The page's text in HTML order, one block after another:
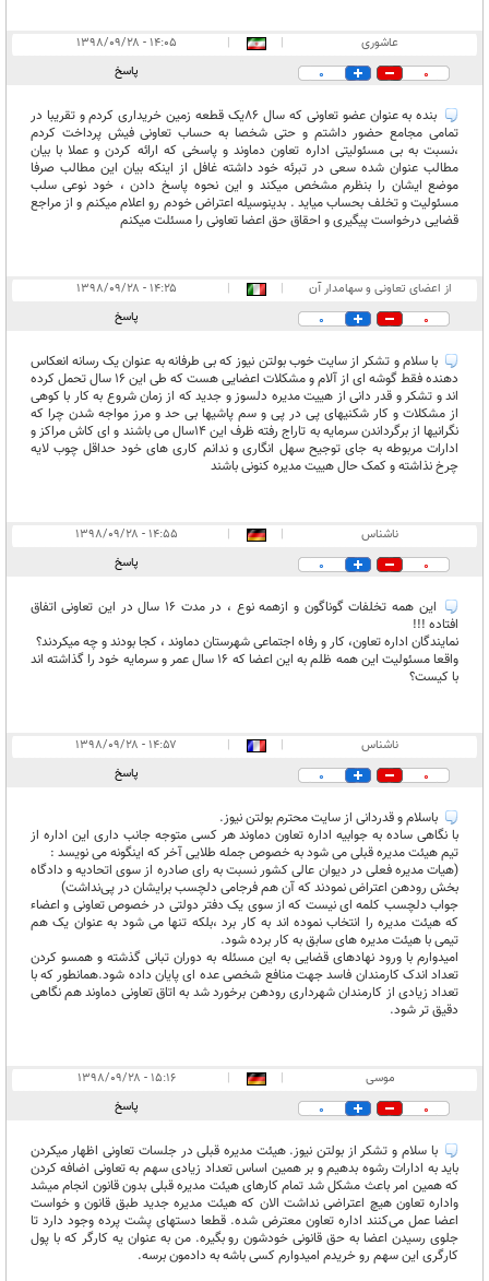
عاشوری |
|
۱۴:۰۵ - ۱۳۹۸/۰۹/۲۸
0
0 پاسخ
بنده به عنوان عضو تعاونی که سال 86یک قطعه زمین خریداری کردم و تقریبا در
تمامی مجامع حضور داشتم و حتی شخصا به حساب تعاونی فیش پرداخت کردم
،نسبت به بی مسئولیتی اداره تعاون دماوند و پاسخی که ارائه کردن و عملا با بیان
مطالب عنوان شده سعی در تبرئه خود داشته غافل از اینکه بیان این مطالب صرفا
موضع ایشان را بنظرم مشخص میکند و این نحوه پاسخ دادن ، خود نوعی سلب
مسئولیت و تخلف بحساب میاید . بدینوسیله اعتراض خودم رو اعلام میکنم و از مراجع
قضایی درخواست پیگیری و احقاق حق اعضا تعاونی را مسئلت میکنم
از اعضای تعاونی و سهامدار آن |
|
۱۴:۲۵ - ۱۳۹۸/۰۹/۲۸
0
0 پاسخ
با سلام و تشکر از سایت خوب بولتن نیوز که بی طرفانه به عنوان یک رسانه انعکاس
دهنده فقط گوشه ای از آلام و مشکلات اعضایی هست که طی این ۱۶ سال تحمل کرده
اند و تشکر و قدر دانی از هییت مدیره دلسوز و جدید که از زمان شروع به کار با کوهی
از مشکلات و کار شکنیهای پی در پی و سم پاشیها بی حد و مرز مواجه شدن چرا که
نگرانیها از برگرداندن سرمایه به تاراج رفته ظرف این ۱۴سال می باشند و ای کاش مراکز و
ادارات مربوطه به جای توجیح سهل انگاری و ندانم کاری های خود حداقل چوب لایه
چرخ نذاشته و کمک حال هییت مدیره کنونی باشند
ناشناس |
|
۱۴:۵۵ - ۱۳۹۸/۰۹/۲۸
0
0 پاسخ
این همه تخلفات گوناگون و ازهمه نوع ، در مدت ۱۶ سال در این تعاونی اتفاق
افتاده !!!
نمایندگان اداره تعاون، کار و رفاه اجتماعی شهرستان دماوند ، کجا بودند و چه میکردند؟
واقعا مسئولیت این همه ظلم به این اعضا که ۱۶ سال عمر و سرمایه خود را گذاشته اند
با کیست؟
ناشناس |
|
۱۴:۵۷ - ۱۳۹۸/۰۹/۲۸
0
0 پاسخ
باسلام و قدردانی از سایت محترم بولتن نیوز.
با نگاهی ساده به جوابیه اداره تعاون دماوند هر کسی متوجه جانب داری این اداره از
تیم هیئت مدیره قبلی می شود به خصوص جمله طلایی آخر که اینگونه می نویسد :
(هیات مدیره فعلی در دیوان عالی کشور نسبت به رای صادره از سوی اتحادیه و دادگاه
بخش رودهن اعتراض نمودند که آن هم فرجامی دلچسب برایشان در پی‌نداشت)
جواب دلچسب کلمه ای نیست که از سوی یک دفتر دولتی در خصوص تعاونی و اعضاء
که هیئت مدیره را انتخاب نموده اند به کار برد ،بلکه تنها می شود به عنوان یک هم
تیمی با هیئت مدیره های سابق به کار برده شود.
امیدوارم با ورود نهادهای قضایی به این مسئله به دوران تبانی گذشته و همسو کردن
تعداد اندک کارمندان فاسد جهت منافع شخصی عده ای پایان داده شود.همانطور که با
تعداد زیادی از کارمندان شهرداری رودهن برخورد شد به اتاق تعاونی دماوند هم نگاهی
دقیق تر شود.
موسی |
|
۱۵:۱۶ - ۱۳۹۸/۰۹/۲۸
0
0 پاسخ
با سلام و تشکر از بولتن نیوز. هیئت مدیره قبلی در جلسات تعاونی اظهار میکردن
باید به ادارات رشوه بدهیم و بر همین اساس تعداد زیادی سهم به تعاونی اضافه کردن
که همین امر باعث مشکل شد تمام کارهای هیئت مدیره قبلی بدون قانون انجام میشد
واداره تعاون هیچ اعتراضی نداشت الان که هیئت مدیره جدید طبق قانون و خواست
اعضا عمل می‌کنند اداره تعاون معترض شده. قطعا دستهای پشت پرده وجود دارد تا
جلوی رسیدن اعضا به حق قانونی خودشون رو بگیره. من به عنوان یه کارگر که با پول
کارگری این سهم رو خریدم امیدوارم کسی باشه به دادمون برسه.